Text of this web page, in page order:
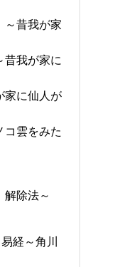
～昔我が家
昔我が家に
家に仙人が
コ雲をみた
除法～
経～角川